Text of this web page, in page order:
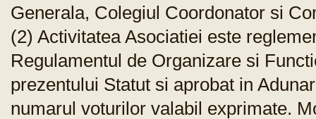
Generala, Colegiul Coordonator si
(2) Activitatea Asociatiei este
Regulamentul de Organizare si
prezentului Statut si aprobat in
numarul voturilor valabil exprimate.